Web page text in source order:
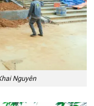
Nguyên